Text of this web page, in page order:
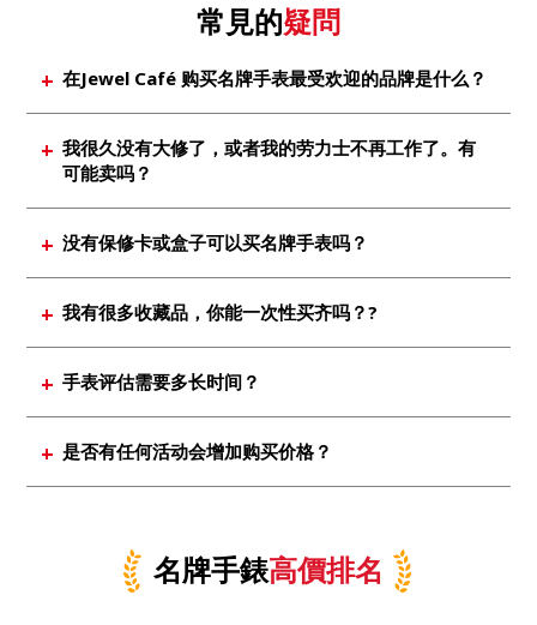
常見的疑問
在Jewel Café 购买名牌手表最受欢迎的品牌是什么？
由于它在市场上也很受欢迎，所以您希望在我们的
商店以高价出售它。
我很久没有大修了，或者我的劳力士不再工作了。有
可能卖吗？
或坏了，我们也非常乐意购买。
没有保修卡或盒子可以买名牌手表吗？
您有保修卡或额外的乐队链接，购买价格会增加，
所以请尝试寻找它。
我有很多收藏品，你能一次性买齐吗？?
合并进一步增加评估金额。如果您有任何不想要的
品牌手表，请将其带到 Jewel Cafe 进行免费评估。
手表评估需要多长时间？
量而定。当然，如果您对金额满意，我们会当场给
您现金。
是否有任何活动会增加购买价格？
格外，还可以返还 RM790。请放心使用。
名牌手錶高價排名